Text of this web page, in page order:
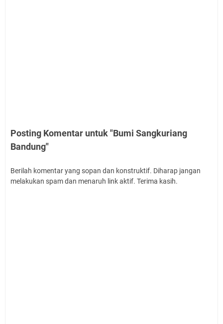
Posting Komentar untuk "Bumi Sangkuriang
Bandung"
Berilah komentar yang sopan dan konstruktif. Diharap jangan
melakukan spam dan menaruh link aktif. Terima kasih.